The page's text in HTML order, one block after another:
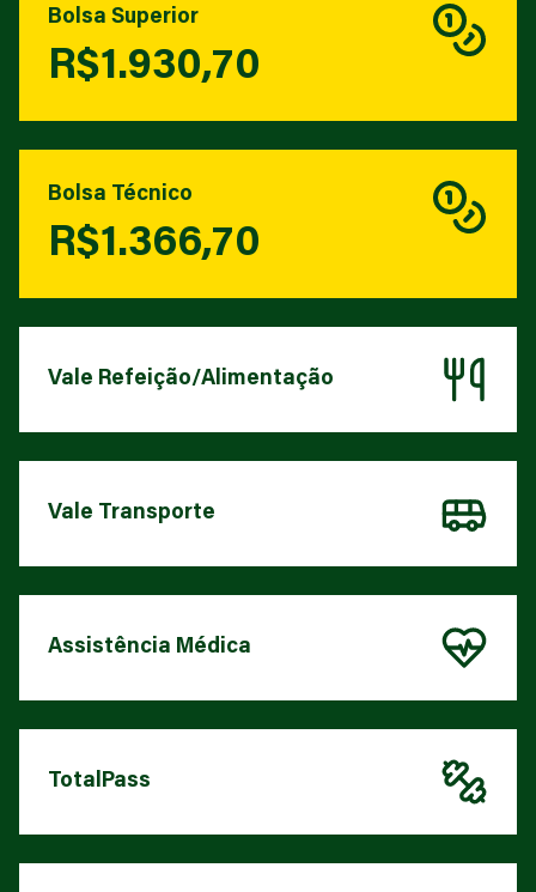
Bolsa Superior
R$1.930,70
Bolsa Técnico
R$1.366,70
Vale Refeição/Alimentação
Vale Transporte
Assistência Médica
TotalPass